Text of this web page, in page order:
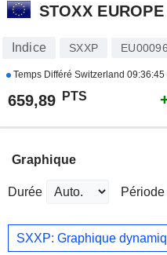
STOXX
Indice SXXP
Temps Différé Switzerland 09:36:45
659,89 PTS
Graphique
Durée Période
SXXP: Graphique